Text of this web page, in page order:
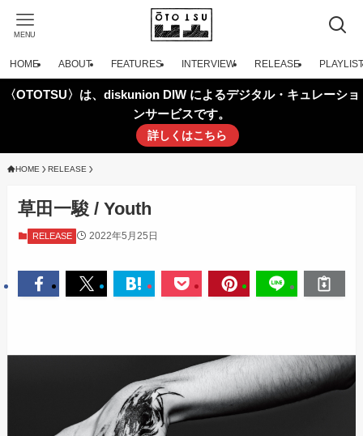
MENU
HOME ABOUT FEATURES INTERVIEW RELEASE PLAYLIST
〈OTOTSU〉は、diskunion DIW によるデジタル・キュレーショ
ンサービスです。
詳しくはこちら
HOME RELEASE
草田一駿 / Youth
RELEASE 2022年5月25日